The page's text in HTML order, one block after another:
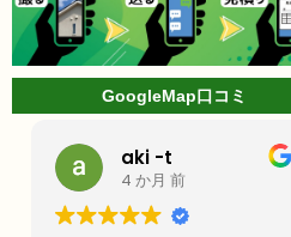
GoogleMap口コミ
ミッキー
5 か月 前